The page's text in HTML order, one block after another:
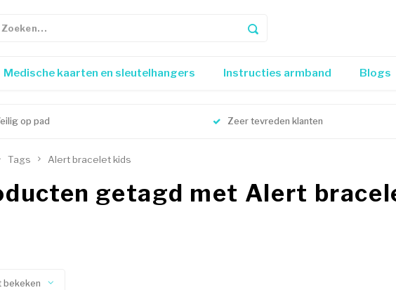
Medische kaarten en sleutelhangers Instructies armband Blogs
op pad Zeer tevreden klanten
Tags Alert bracelet kids
getagd met Alert
bekeken